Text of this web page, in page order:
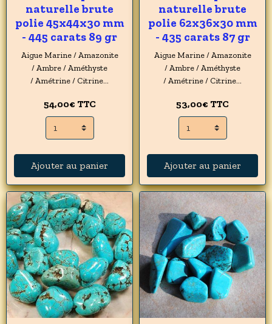
naturelle brute
polie 45x44x30 mm
- 445 carats 89 gr
Aigue Marine / Amazonite
/ Ambre / Améthyste
/ Amétrine / Citrine...
54,00€ TTC
Ajouter au panier
naturelle brute
polie 62x36x30 mm
- 435 carats 87 gr
Aigue Marine / Amazonite
/ Ambre / Améthyste
/ Amétrine / Citrine...
53,00€ TTC
Ajouter au panier